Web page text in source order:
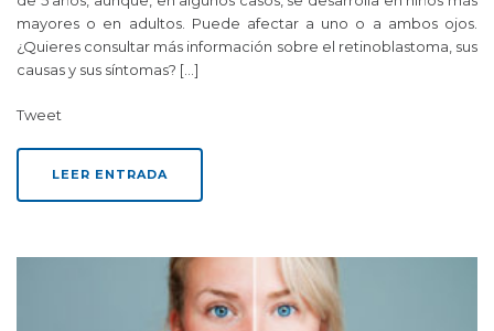
mayores o en adultos. Puede afectar a uno o a ambos ojos.
¿Quieres consultar más información sobre el retinoblastoma, sus
causas y sus síntomas? […]
Tweet
LEER ENTRADA